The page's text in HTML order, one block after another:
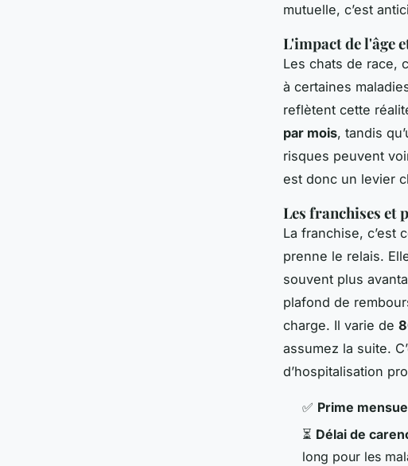
mutuelle, c’est
L'impact de l'âge
Les chats de race,
à certaines
reflètent cette
par mois, tandis
risques peuvent
est donc un levier
Les franchises et
La franchise, c’est
prenne le relais.
souvent plus
plafond de
charge. Il varie de
assumez la suite.
d’hospitalisation
✅ Prime
⏳ Délai de
long pour les